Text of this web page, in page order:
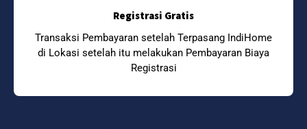
Registrasi Gratis
Transaksi Pembayaran setelah Terpasang IndiHome
di Lokasi setelah itu melakukan Pembayaran Biaya
Registrasi